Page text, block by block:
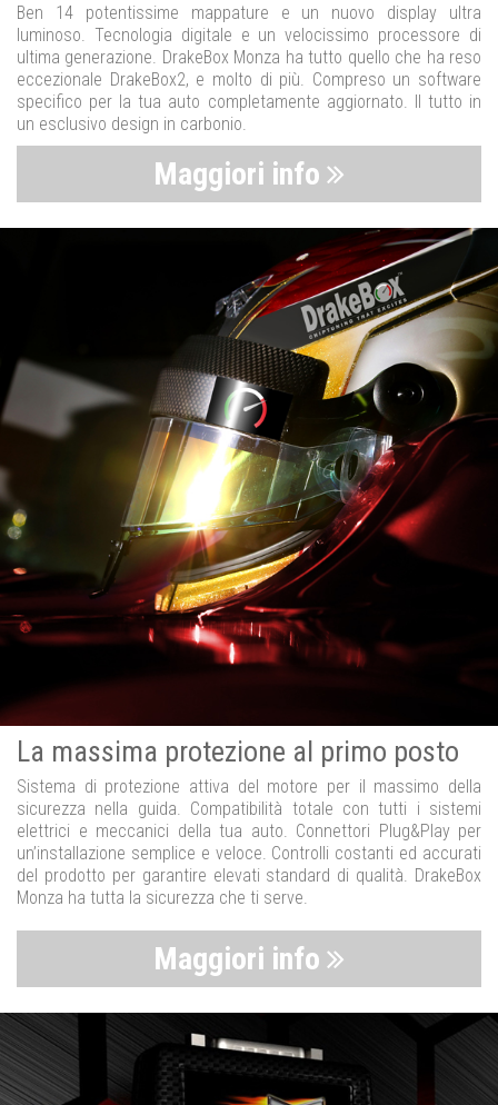
Ben 14 potentissime mappature e un nuovo display ultra
luminoso. Tecnologia digitale e un velocissimo processore di
ultima generazione. DrakeBox Monza ha tutto quello che ha reso
eccezionale DrakeBox2, e molto di più. Compreso un software
specifico per la tua auto completamente aggiornato. Il tutto in
un esclusivo design in carbonio.
Maggiori info
La massima protezione al primo posto
Sistema di protezione attiva del motore per il massimo della
sicurezza nella guida. Compatibilità totale con tutti i sistemi
elettrici e meccanici della tua auto. Connettori Plug&Play per
un’installazione semplice e veloce. Controlli costanti ed accurati
del prodotto per garantire elevati standard di qualità. DrakeBox
Monza ha tutta la sicurezza che ti serve.
Maggiori info